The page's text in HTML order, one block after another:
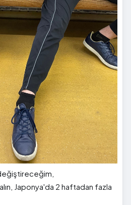
Japonya'da 2 haftadan fazla